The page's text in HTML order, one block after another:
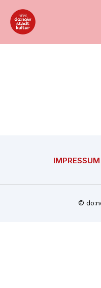
IMPRESSUM
©